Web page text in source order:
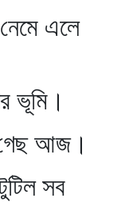
এলে
আজ।
সব